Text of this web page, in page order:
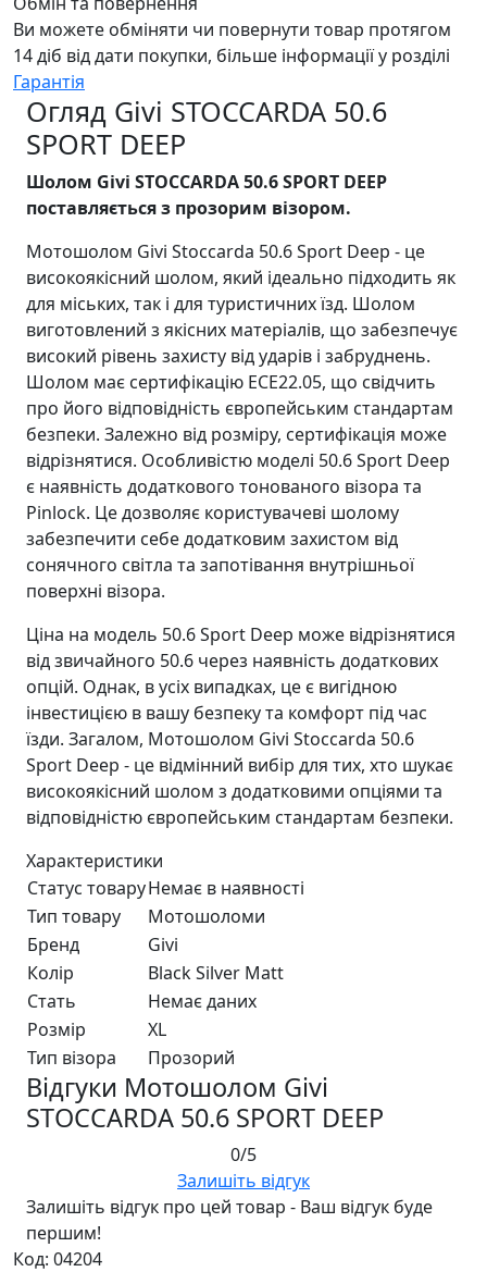
Ви можете обміняти чи повернути товар протягом
14 діб від дати покупки, більше інформації у розділі
Гарантія
Огляд Givi STOCCARDA 50.6
SPORT DEEP
Шолом Givi STOCCARDA 50.6 SPORT DEEP
поставляється з прозорим візором.
Мотошолом Givi Stoccarda 50.6 Sport Deep - це
високоякісний шолом, який ідеально підходить як
для міських, так і для туристичних їзд. Шолом
виготовлений з якісних матеріалів, що забезпечує
високий рівень захисту від ударів і забруднень.
Шолом має сертифікацію ECE22.05, що свідчить
про його відповідність європейським стандартам
безпеки. Залежно від розміру, сертифікація може
відрізнятися. Особливістю моделі 50.6 Sport Deep
є наявність додаткового тонованого візора та
Pinlock. Це дозволяє користувачеві шолому
забезпечити себе додатковим захистом від
сонячного світла та запотівання внутрішньої
поверхні візора.
Ціна на модель 50.6 Sport Deep може відрізнятися
від звичайного 50.6 через наявність додаткових
опцій. Однак, в усіх випадках, це є вигідною
інвестицією в вашу безпеку та комфорт під час
їзди. Загалом, Мотошолом Givi Stoccarda 50.6
Sport Deep - це відмінний вибір для тих, хто шукає
високоякісний шолом з додатковими опціями та
відповідністю європейським стандартам безпеки.
Характеристики
Статус товаруНемає в наявності
Тип товару
Мотошоломи
Бренд
Givi
Колір
Black Silver Matt
Стать
Немає даних
Розмір
XL
Тип візора
Прозорий
Відгуки Мотошолом Givi
STOCCARDA 50.6 SPORT DEEP
0/5
Залишіть відгук
Залишіть відгук про цей товар - Ваш відгук буде
першим!
Код: 04204